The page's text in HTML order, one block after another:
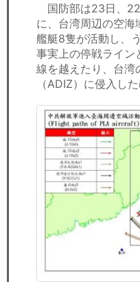
労務顧問
ＩＴ
国防部は23日、
に、台湾周辺の空海
艦艇8隻が活動し、​​
事実上の停戦ライン
線を越えたり、台湾
（ADIZ）に侵入し